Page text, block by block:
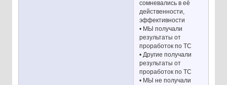
сомневались в её
действенности,
эффективности
• МЫ получали
результаты от
проработок по ТС
• Другие получали
результаты от
проработок по ТС
• МЫ не получали